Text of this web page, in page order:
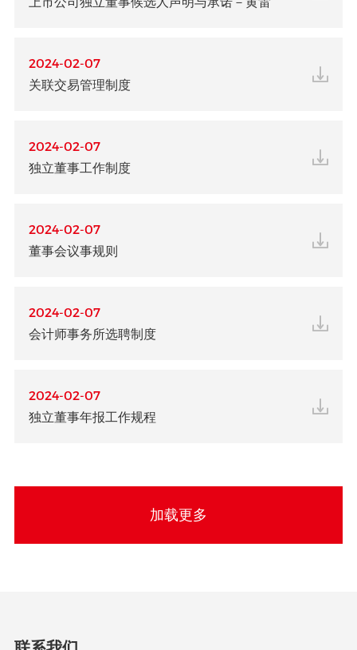
2024-02-07
关联交易管理制度
2024-02-07
独立董事工作制度
2024-02-07
董事会议事规则
2024-02-07
会计师事务所选聘制度
2024-02-07
独立董事年报工作规程
加载更多